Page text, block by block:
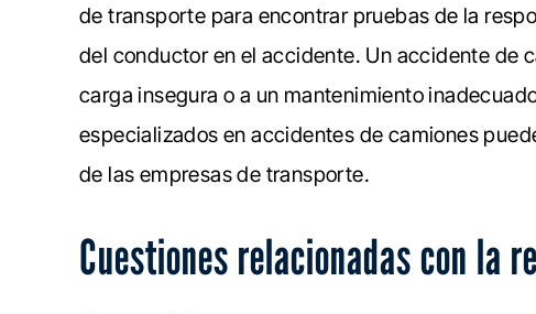
de transporte para encontrar pruebas de la
del conductor en el accidente. Un accidente de
carga insegura o a un mantenimiento
especializados en accidentes de camiones
de las empresas de transporte.
Cuestiones relacionadas con la